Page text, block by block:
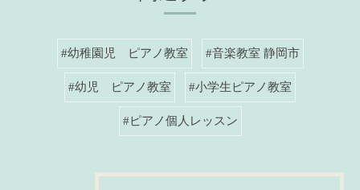
#幼稚園児 ピアノ教室 #音楽教室 静岡市
#幼児 ピアノ教室 #小学生ピアノ教室
#ピアノ個人レッスン